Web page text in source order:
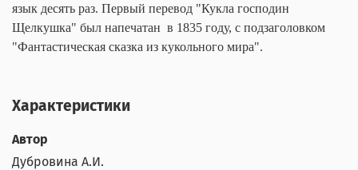
язык десять раз. Первый перевод "Кукла господин
Щелкушка" был напечатан в 1835 году, с подзаголовком
"Фантастическая сказка из кукольного мира".
Характеристики
Автор
Дубровина А.И.